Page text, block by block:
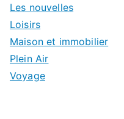
Les nouvelles
Loisirs
Maison et immobilier
Plein Air
Voyage